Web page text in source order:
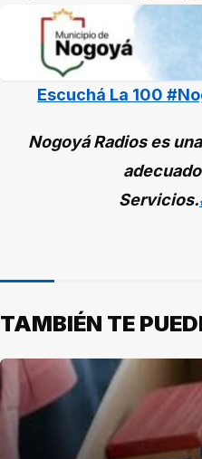
Escuchá La 100
Nogoyá Radios es
Servicios.
TAMBIÉN TE